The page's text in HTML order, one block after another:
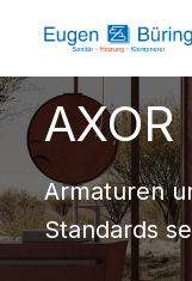
AXOR
Armaturen
Standards